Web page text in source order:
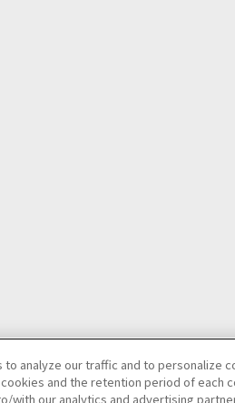
シー個人情報及び特定個人情報等の取
analyze our traffic and to personalize
and the retention period of each
with our analytics and advertising